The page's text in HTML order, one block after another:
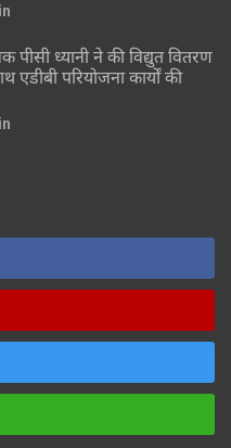
ध्यानी ने की विद्युत वितरण
परियोजना कार्यों की